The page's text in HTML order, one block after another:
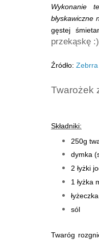
Wykonanie
błyskawiczne
gęstej
przekąskę :)
Źródło: Zebrra
Twarożek
Składniki:
250g
dymka
2 łyżki
1 łyżka
sól
Twaróg